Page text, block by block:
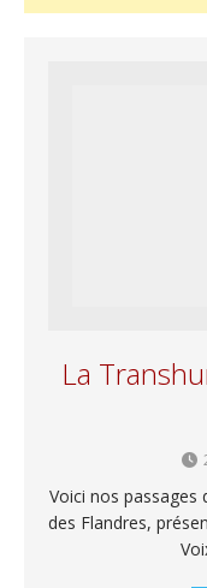
La
Voici nos passages
des Flandres,